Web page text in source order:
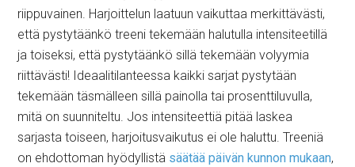
riippuvainen. Harjoittelun laatuun vaikuttaa merkittävästi,
että pystytäänkö treeni tekemään halutulla intensiteetillä
ja toiseksi, että pystytäänkö sillä tekemään volyymia
riittävästi! Ideaalitilanteessa kaikki sarjat pystytään
tekemään täsmälleen sillä painolla tai prosenttiluvulla,
mitä on suunniteltu. Jos intensiteettiä pitää laskea
sarjasta toiseen, harjoitusvaikutus ei ole haluttu. Treeniä
on ehdottoman hyödyllistä säätää päivän kunnon mukaan,